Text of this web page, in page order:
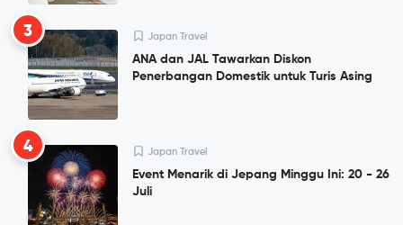
3 Japan Travel
ANA dan JAL Tawarkan Diskon
Penerbangan Domestik untuk Turis Asing
4 Japan Travel
Event Menarik di Jepang Minggu Ini: 20 - 26
Juli